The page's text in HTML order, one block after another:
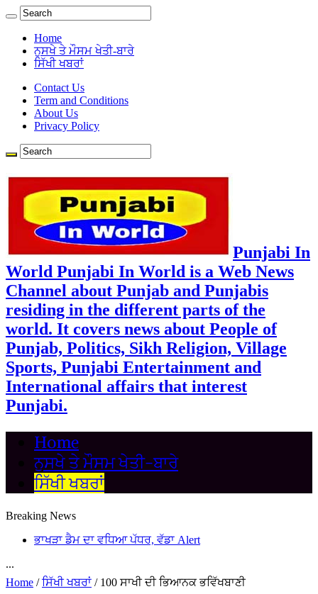
Home
ਨੁਸਖੇ ਤੇ ਮੌਸਮ ਖੇਤੀ-ਬਾਰੇ
ਸਿੱਖੀ ਖਬਰਾਂ
Contact Us
Term and Conditions
About Us
Privacy Policy
Punjabi In
World Punjabi In World is a Web News
Channel about Punjab and Punjabis
residing in the different parts of the
world. It covers news about People of
Punjab, Politics, Sikh Religion, Village
Sports, Punjabi Entertainment and
International affairs that interest
Punjabi.
Home
ਨੁਸਖੇ ਤੇ ਮੌਸਮ ਖੇਤੀ-ਬਾਰੇ
ਸਿੱਖੀ ਖਬਰਾਂ
Breaking News
ਭਾਖੜਾ ਡੈਮ ਦਾ ਵਧਿਆ ਪੱਧਰ, ਵੱਡਾ Alert
...
Home / ਸਿੱਖੀ ਖਬਰਾਂ / 100 ਸਾਖੀ ਦੀ ਭਿਆਨਕ ਭਵਿੱਖਬਾਣੀ